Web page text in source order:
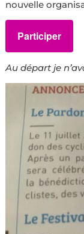
nouvelle
Participer
Au départ je